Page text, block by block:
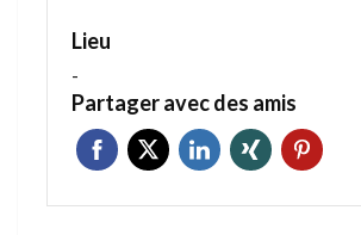
Lieu
-
Partager avec des amis